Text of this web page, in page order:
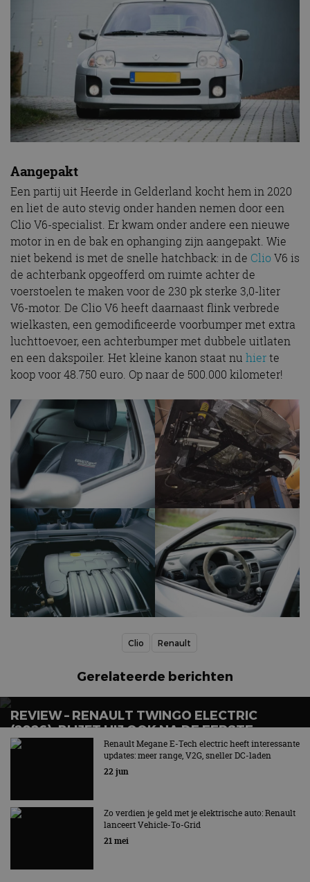
Aangepakt
Een partij uit Heerde in Gelderland kocht hem in 2020
en liet de auto stevig onder handen nemen door een
Clio V6-specialist. Er kwam onder andere een nieuwe
motor in en de bak en ophanging zijn aangepakt. Wie
niet bekend is met de snelle hatchback: in de ClioV6 is
de achterbank opgeofferd om ruimte achter de
voerstoelen te maken voor de 230 pk sterke 3,0-liter
V6-motor. De Clio V6 heeft daarnaast flink verbrede
wielkasten, een gemodificeerde voorbumper met extra
luchttoevoer, een achterbumper met dubbele uitlaten
en een dakspoiler. Het kleine kanon staat nu hierte
koop voor 48.750 euro. Op naar de 500.000 kilometer!
Clio Renault
Gerelateerde berichten
REVIEW – RENAULT TWINGO ELECTRIC
(2026): BLIJFT HIJ OOK NA DE EERSTE
GLIMLACH LEUK?Renault Megane E-Tech electric heeft interessante
updates: meer range, V2G, sneller DC-laden
22 jun
Zo verdien je geld met je elektrische auto: Renault
lanceert Vehicle-To-Grid
21 mei